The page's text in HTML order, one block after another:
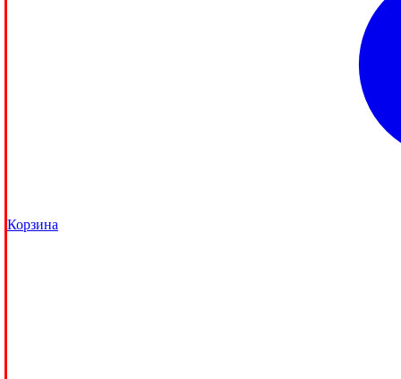
Корзина